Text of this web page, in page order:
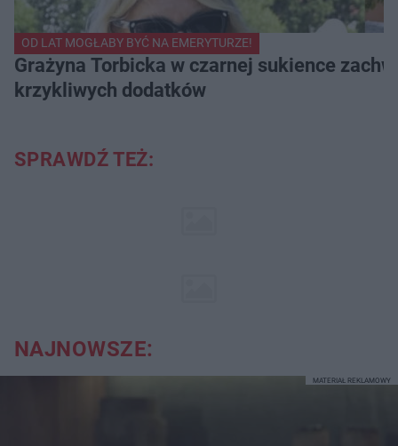
OD LAT MOGŁABY BYĆ NA EMERYTURZE!
Grażyna Torbicka w czarnej sukience
krzykliwych dodatków
SPRAWDŹ TEŻ:
NAJNOWSZE:
MATERIAŁ REKLAMOWY